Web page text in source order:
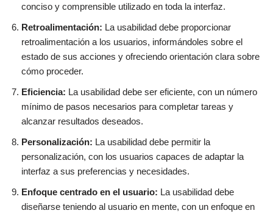
conciso y comprensible utilizado en toda la interfaz.
Retroalimentación: La usabilidad debe proporcionar
retroalimentación a los usuarios, informándoles sobre el
estado de sus acciones y ofreciendo orientación clara sobre
cómo proceder.
Eficiencia: La usabilidad debe ser eficiente, con un número
mínimo de pasos necesarios para completar tareas y
alcanzar resultados deseados.
Personalización: La usabilidad debe permitir la
personalización, con los usuarios capaces de adaptar la
interfaz a sus preferencias y necesidades.
Enfoque centrado en el usuario: La usabilidad debe
diseñarse teniendo al usuario en mente, con un enfoque en